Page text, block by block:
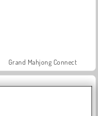
Grand Mahjong Connect